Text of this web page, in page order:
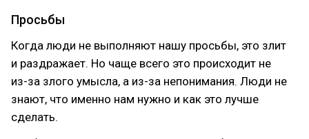
Просьбы
Когда люди не выполняют нашу просьбы, это злит
и раздражает. Но чаще всего это происходит не
из-за злого умысла, а из-за непонимания. Люди не
знают, что именно нам нужно и как это лучше
сделать.